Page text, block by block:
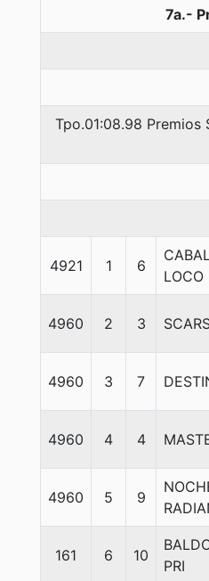
7a.-
Tpo.01:08.98
4921 1 6
LOCO
4960 2 3
4960 3 7
4960 4 4
4960 5 9
161 6 10
PRI